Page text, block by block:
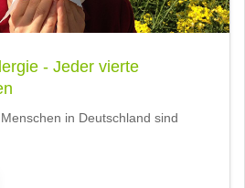
- Jeder vierte
in Deutschland sind